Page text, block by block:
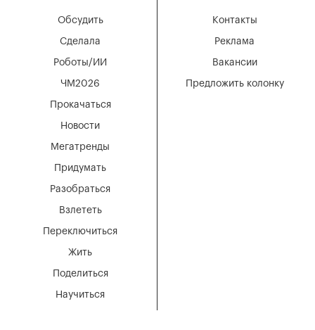
Мегатренды
Придумать
Разобраться
Взлететь
Новости
Переключиться
Жить
Поделиться
Научиться
Обсудить
Сделала
Роботы/ИИ
ЧМ2026
Прокачаться
Вакансии
Реклама
Контакты
Предложить колонку